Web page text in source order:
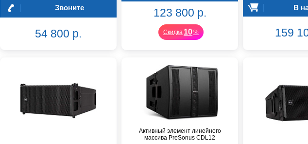
Звоните
54 800 р.
123 800 р.
Скидка 10%
В
159
Активный элемент линейного
массива PreSonus CDL12